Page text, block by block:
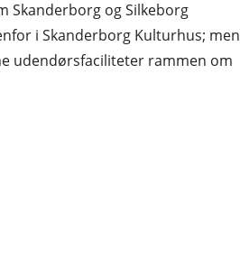
Skanderborg og Silkeborg
i Skanderborg Kulturhus; men
udendørsfaciliteter rammen om